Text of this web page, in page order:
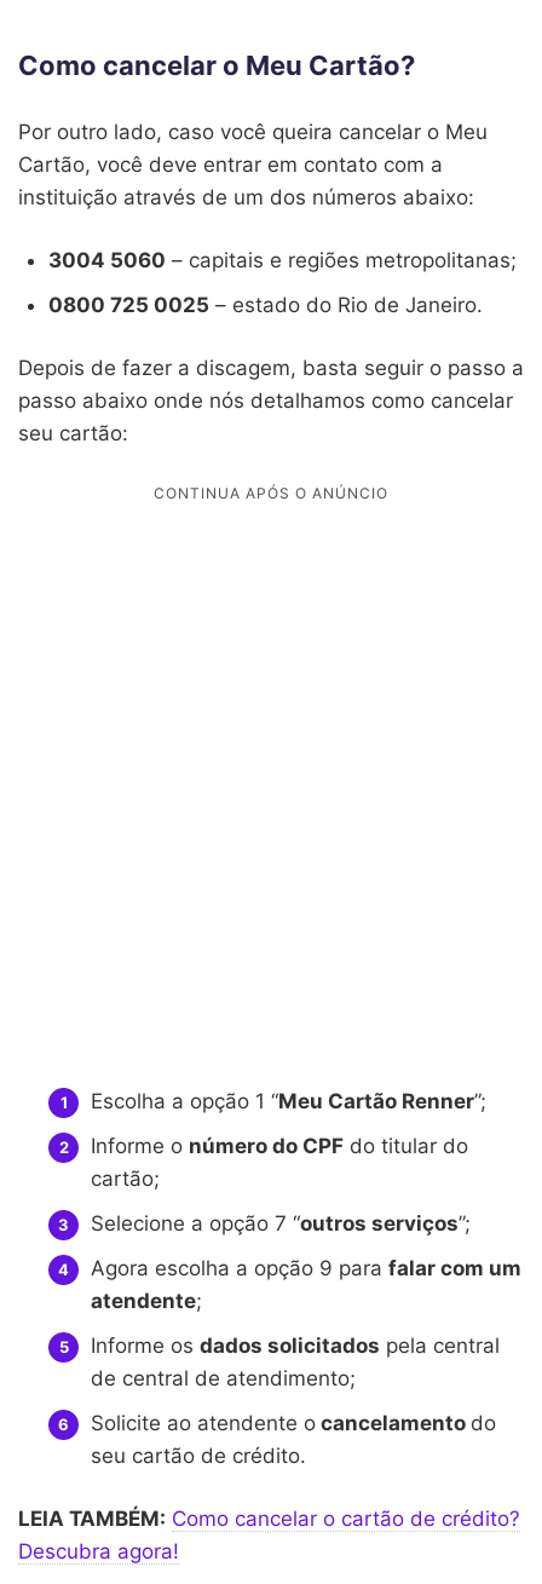
Como cancelar o Meu Cartão?
Por outro lado, caso você queira cancelar o Meu
Cartão, você deve entrar em contato com a
instituição através de um dos números abaixo:
3004 5060 – capitais e regiões metropolitanas;
0800 725 0025 – estado do Rio de Janeiro.
Depois de fazer a discagem, basta seguir o passo a
passo abaixo onde nós detalhamos como cancelar
seu cartão:
Escolha a opção 1 “Meu Cartão Renner”;
Informe o número do CPF do titular do
cartão;
Selecione a opção 7 “outros serviços”;
Agora escolha a opção 9 para falar com um
atendente;
Informe os dados solicitados pela central
de central de atendimento;
Solicite ao atendente o cancelamento do
seu cartão de crédito.
LEIA TAMBÉM: Como cancelar o cartão de crédito?
Descubra agora!